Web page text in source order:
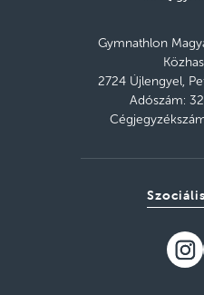
Gymnathlon
2724 Újlengyel,
Adószám: